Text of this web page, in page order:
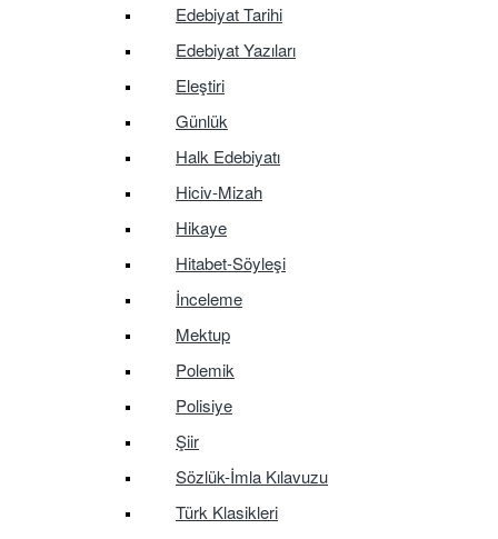
Edebiyat Tarihi
Edebiyat Yazıları
Eleştiri
Günlük
Halk Edebiyatı
Hiciv-Mizah
Hikaye
Hitabet-Söyleşi
İnceleme
Mektup
Polemik
Polisiye
Şiir
Sözlük-İmla Kılavuzu
Türk Klasikleri